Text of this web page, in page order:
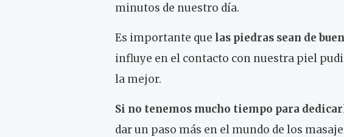
minutos de nuestro día.
Es importante que las piedras sean de
influye en el contacto con nuestra piel
la mejor.
Si no tenemos mucho tiempo para
dar un paso más en el mundo de los